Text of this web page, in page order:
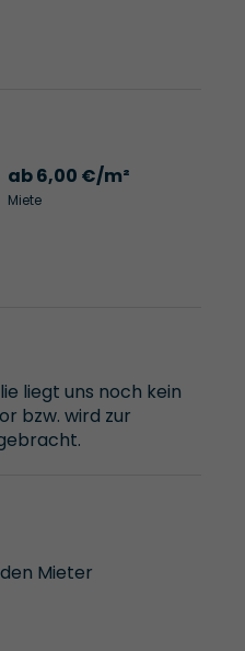
ab 6,00 €/m²
Miete
liegt uns noch kein
bzw. wird zur
Mieter